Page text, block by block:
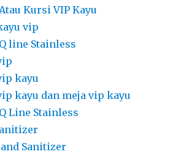
Kursi VIP Kayu
vip
line Stainless
kayu
kayu dan meja vip kayu
Line Stainless
Sanitizer